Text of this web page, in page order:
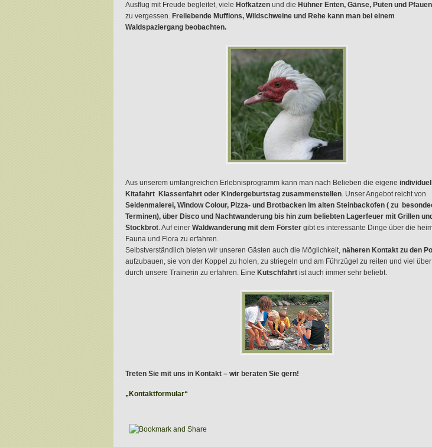
Ausflug mit Freude begleitet, viele Hofkatzen und die Hühner Enten, Gänse, Puten und Pfauen
zu vergessen. Freilebende Mufflons, Wildschweine und Rehe kann man bei einem
Waldspaziergang beobachten.
Aus unserem umfangreichen Erlebnisprogramm kann man nach Belieben die eigene
Kitafahrt Klassenfahrt oder Kindergeburtstag zusammenstellen. Unser Angebot reicht von
Seidenmalerei, Window Colour, Pizza- und Brotbacken im alten Steinbackofen ( zu
Terminen), über Disco und Nachtwanderung bis hin zum beliebten Lagerfeuer mit Grillen und
Stockbrot. Auf einer Waldwanderung mit dem Förster gibt es interessante Dinge über die
Fauna und Flora zu erfahren.
Selbstverständlich bieten wir unseren Gästen auch die Möglichkeit, näheren Kontakt zu den
aufzubauen, sie von der Koppel zu holen, zu striegeln und am Führzügel zu reiten und viel
durch unsere Trainerin zu erfahren. Eine Kutschfahrt ist auch immer sehr beliebt.
Treten Sie mit uns in Kontakt – wir beraten Sie gern!
„Kontaktformular“